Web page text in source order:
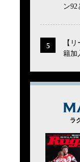
ン
【
籍加
ラ